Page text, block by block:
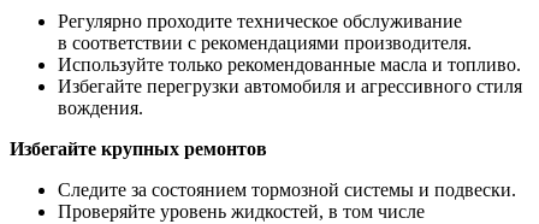
Регулярно проходите техническое обслуживание
в соответствии с рекомендациями производителя.
Используйте только рекомендованные масла и топливо.
Избегайте перегрузки автомобиля и агрессивного стиля
вождения.
Избегайте крупных ремонтов
Следите за состоянием тормозной системы и подвески.
Проверяйте уровень жидкостей, в том числе